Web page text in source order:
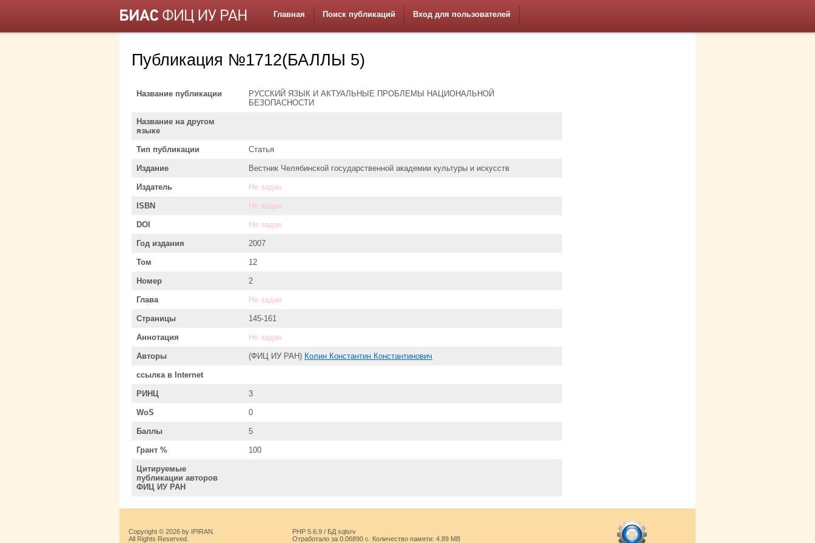
Главная Поиск публикаций Вход для пользователей
Публикация №1712(БАЛЛЫ 5)
Название публикации
РУССКИЙ ЯЗЫК И АКТУАЛЬНЫЕ ПРОБЛЕМЫ НАЦИОНАЛЬНОЙ
БЕЗОПАСНОСТИ
Название на другом
языке
Тип публикации Статья
Издание Вестник Челябинской государственной академии культуры и искусств
Издатель Не задан
ISBN Не задан
DOI Не задан
Год издания 2007
Том 12
Номер 2
Глава Не задан
Страницы 145-161
Аннотация Не задан
Авторы (ФИЦ ИУ РАН) Колин Константин Константинович
ссылка в Internet
РИНЦ 3
WoS 0
Баллы 5
Грант % 100
Цитируемые
публикации авторов
ФИЦ ИУ РАН
Copyright © 2026 by IPIRAN.
All Rights Reserved.
PHP 5.6.9 / БД sqlsrv
Отработало за 0.06890 с. Количество памяти: 4.89 MB